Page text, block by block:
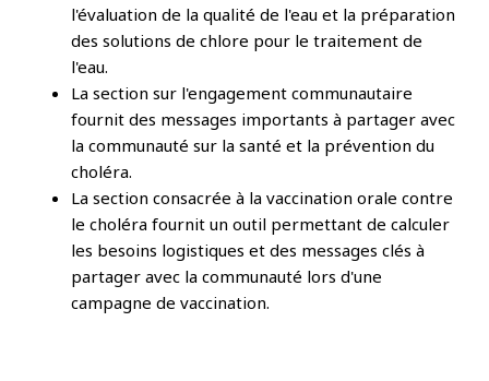
l'évaluation de la qualité de l'eau et la préparation
des solutions de chlore pour le traitement de
l'eau.
La section sur l'engagement communautaire
fournit des messages importants à partager avec
la communauté sur la santé et la prévention du
choléra.
La section consacrée à la vaccination orale contre
le choléra fournit un outil permettant de calculer
les besoins logistiques et des messages clés à
partager avec la communauté lors d'une
campagne de vaccination.